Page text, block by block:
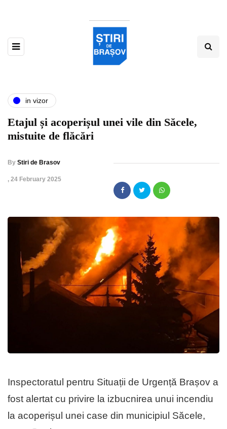
in vizor
Etajul și acoperișul unei vile din Săcele,
mistuite de flăcări
By Stiri de Brasov
, 24 February 2025
Inspectoratul pentru Situații de Urgență Brașov a
fost alertat cu privire la izbucnirea unui incendiu
la acoperișul unei case din municipiul Săcele,